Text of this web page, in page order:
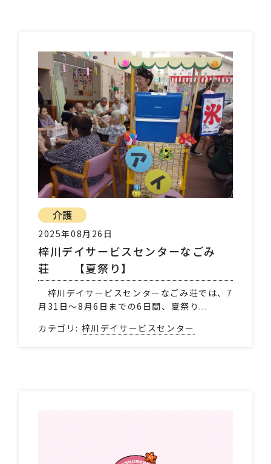
介護
2025年08月26日
梓川デイサービスセンターなごみ
荘 【夏祭り】
梓川デイサービスセンターなごみ荘では、7
月31日～8月6日までの6日間、夏祭り...
カテゴリ: 梓川デイサービスセンター